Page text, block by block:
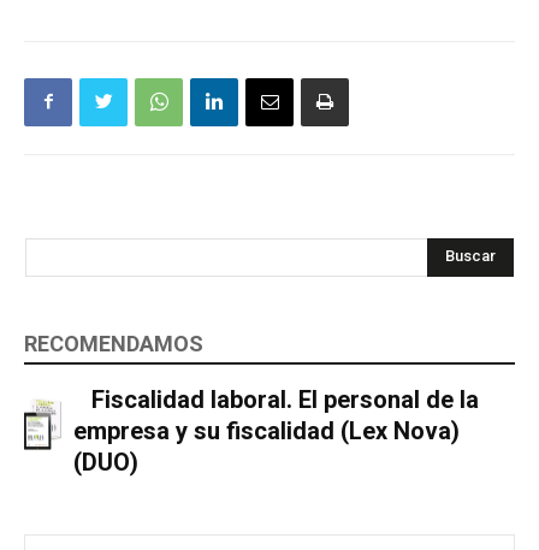
Buscar
RECOMENDAMOS
Fiscalidad laboral. El personal de la
empresa y su fiscalidad (Lex Nova)
(DUO)